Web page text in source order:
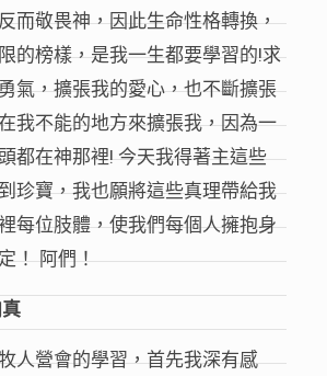
而敬畏神，因此生命性格轉換，
的榜樣，是我一生都要學習的!求
氣，擴張我的愛心，也不斷擴張
我不能的地方來擴張我，因為一
都在神那裡! 今天我得著主這些
珍寶，我也願將這些真理帶給我
每位肢體，使我們每個人擁抱身
！ 阿們！
人營會的學習，首先我深有感